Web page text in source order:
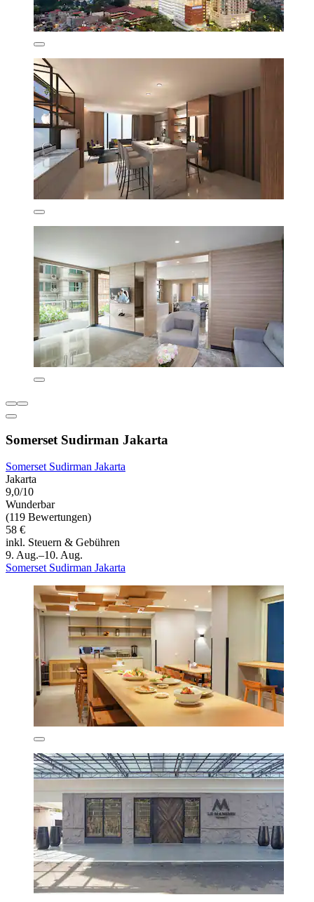
Somerset Sudirman Jakarta
Somerset Sudirman Jakarta
Jakarta
9,0/10
Wunderbar
(119 Bewertungen)
58 €
inkl. Steuern & Gebühren
9. Aug.–10. Aug.
Somerset Sudirman Jakarta